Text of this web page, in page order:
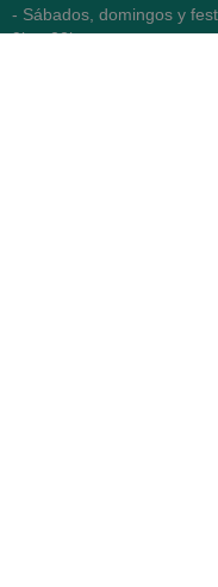
- Sábados, domingos y
9h a 22h